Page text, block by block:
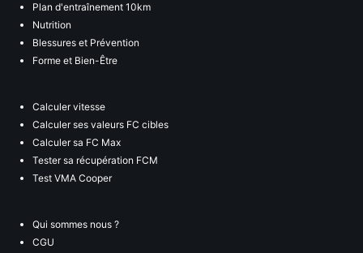
Plan d'entraînement 10km
Nutrition
Blessures et Prévention
Forme et Bien-Être
Calculer vitesse
Calculer ses valeurs FC cibles
Calculer sa FC Max
Tester sa récupération FCM
Test VMA Cooper
Qui sommes nous ?
CGU